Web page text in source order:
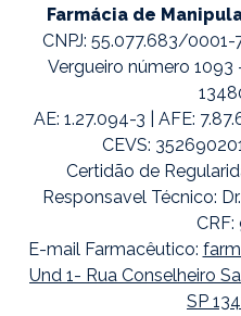
Farmácia de
CNPJ: 55.077.683/
Vergueiro número
AE: 1.27.094-3 | AFE:
CEVS:
Certidão de
Responsavel Técnico:
CRF:
E-mail Farmacêutico:
Und 1- Rua Conselheiro
SP